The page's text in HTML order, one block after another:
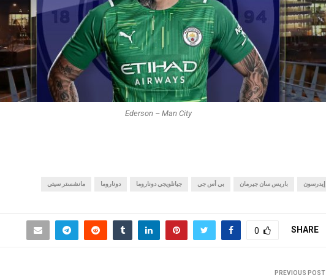
Ederson – Man City
إيدرسون باريس سان جيرمان بي أس جي جيانلويجي دوناروما دوناروما مانشستر سيتي
SHARE
0
PREVIOUS POST